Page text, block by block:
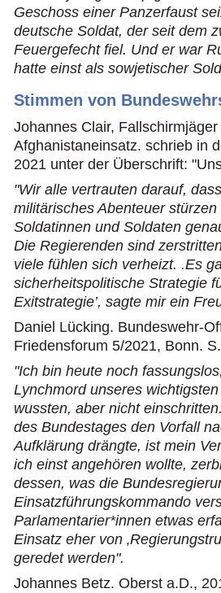
Geschoss einer Panzerfaust
deutsche Soldat, der seit dem
Feuergefecht fiel. Und er war
hatte einst als sowjetischer
Stimmen von
Johannes Clair,
Afghanistaneinsatz. schrieb in
2021 unter der Überschrift:
"Wir alle vertrauten darauf,
militärisches Abenteuer
Soldatinnen und Soldaten
Die Regierenden sind
viele fühlen sich verheizt. .Es
sicherheitspolitische Strategie
Exitstrategie’, sagte mir ein
Daniel Lücking. Bundeswehr-
Friedensforum 5/2021, Bonn.
"Ich bin heute noch
Lynchmord unseres
wussten, aber nicht
des Bundestages den Vorfall
Aufklärung drängte, ist mein
ich einst angehören wollte,
dessen, was die
Einsatzführungskommando
Parlamentarier*innen etwas
Einsatz eher von
geredet werden".
Johannes Betz. Oberst a.D.,